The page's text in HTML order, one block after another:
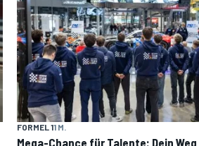
FORMEL 11 M.
Mega-Chance für Talente: Dein